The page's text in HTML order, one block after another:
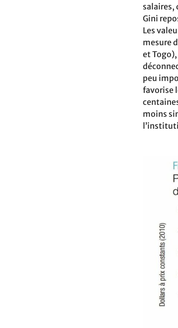
salaires,
Gini
Les
mesure
et
peu
favorise
moins